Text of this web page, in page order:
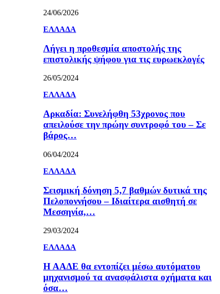
24/06/2026
ΕΛΛΑΔΑ
Λήγει η προθεσμία αποστολής της
επιστολικής ψήφου για τις ευρωεκλογές
26/05/2024
ΕΛΛΑΔΑ
Αρκαδία: Συνελήφθη 53χρονος που
απειλούσε την πρώην συντροφό του – Σε
βάρος…
06/04/2024
ΕΛΛΑΔΑ
Σεισμική δόνηση 5,7 βαθμών δυτικά της
Πελοποννήσου – Ιδιαίτερα αισθητή σε
Μεσσηνία,…
29/03/2024
ΕΛΛΑΔΑ
Η ΑΑΔΕ θα εντοπίζει μέσω αυτόματου
μηχανισμού τα ανασφάλιστα οχήματα και
όσα…